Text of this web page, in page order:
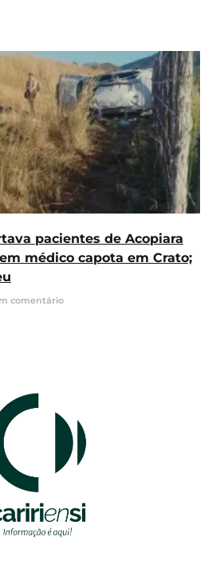
pacientes de Acopiara
médico capota em Crato;
comentário